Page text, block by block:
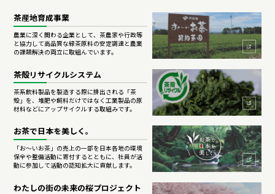
茶産地育成事業
農業に深く関わる企業として、茶農家や行政等
と協力して高品質な緑茶原料の安定調達と農業
の課題解決の両立に取組んでいます。
茶殻リサイクルシステム
茶系飲料製品を製造する際に排出される「茶
殻」を、堆肥や飼料だけではなく工業製品の原
材料などにアップサイクルする取組みです。
お茶で日本を美しく。
「お～いお茶」の売上の一部を日本各地の環境
保全や整備活動に寄付するとともに、社員が活
動に参加して活動の認知拡大に貢献します。
わたしの街の未来の桜プロジェクト